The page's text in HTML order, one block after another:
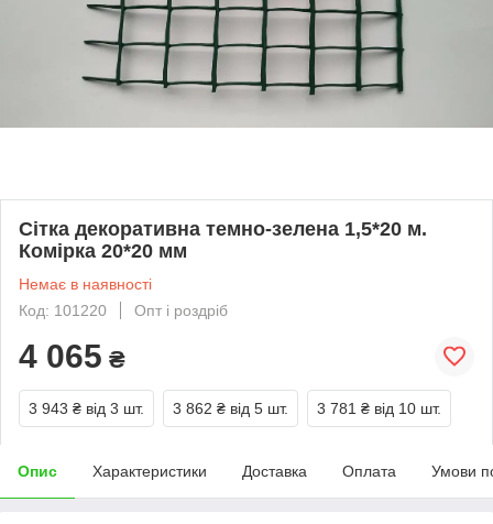
Сітка декоративна темно-зелена 1,5*20 м.
Комірка 20*20 мм
Немає в наявності
Код: 101220
Опт і роздріб
4 065 ₴
3 943 ₴ від 3 шт. 3 862 ₴ від 5 шт. 3 781 ₴ від 10 шт.
Опис Характеристики Доставка Оплата Умови